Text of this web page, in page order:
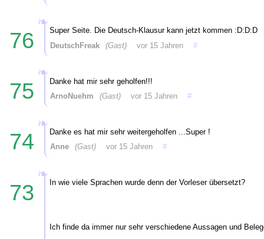
76
Super Seite. Die Deutsch-Klausur kann jetzt kommen :D:D:D
DeutschFreak
(Gast) vor 15 Jahren #
75
Danke hat mir sehr geholfen!!!
ArnoNuehm
(Gast) vor 15 Jahren #
74
Danke es hat mir sehr weitergeholfen ...Super !
Anne
(Gast) vor 15 Jahren #
73 In wie viele Sprachen wurde denn der Vorleser übersetzt?
Ich finde da immer nur sehr verschiedene Aussagen und